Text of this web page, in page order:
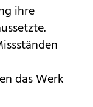
ihre
das Werk